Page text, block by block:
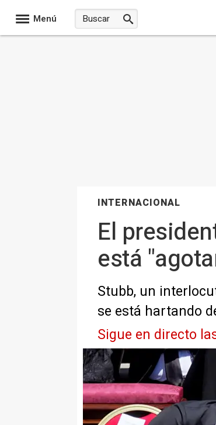
Menú
INTERNACIONAL
El
está
Stubb, un
se está hartando
Sigue en directo